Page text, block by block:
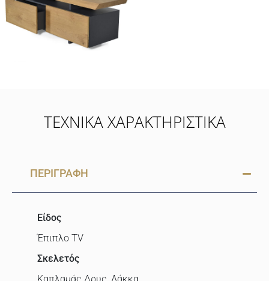
ΤΕΧΝΙΚΑ ΧΑΡΑΚΤΗΡΙΣΤΙΚΑ
ΠΕΡΙΓΡΑΦΗ
Είδος
Έπιπλο TV
Σκελετός